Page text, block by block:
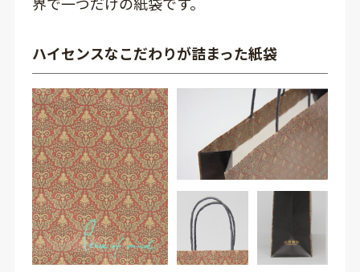
ハイセンスなこだわりが詰まった紙袋